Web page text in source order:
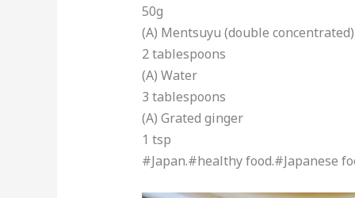
50g
(A) Mentsuyu (double concentrated)
2 tablespoons
(A) Water
3 tablespoons
(A) Grated ginger
1 tsp
#Japan.#healthy food.#Japanese